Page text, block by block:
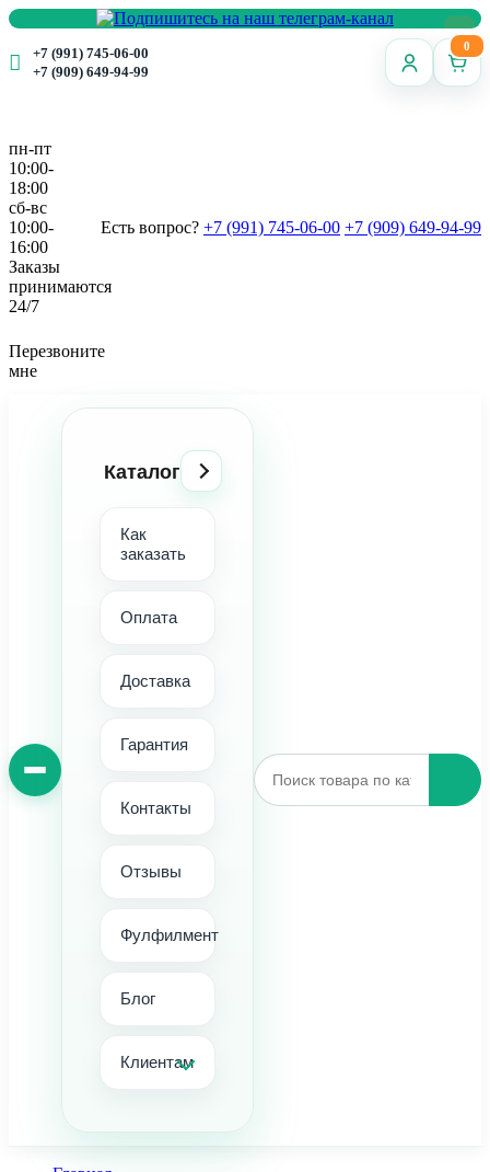
+7 (991) 745-06-00
+7 (909) 649-94-99
0
пн-пт
10:00-
18:00
сб-вс
10:00-
16:00
Заказы
принимаются
24/7
Есть вопрос? +7 (991) 745-06-00 +7 (909) 649-94-99
Перезвоните
мне
Каталог
Как
заказать
Оплата
Доставка
Гарантия
Контакты
Отзывы
Фулфилмент
Блог
Клиентам